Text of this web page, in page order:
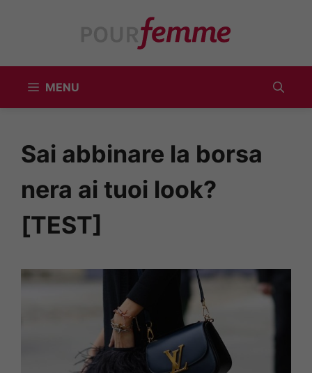
MENU
Sai abbinare la borsa
nera ai tuoi look?
[TEST]